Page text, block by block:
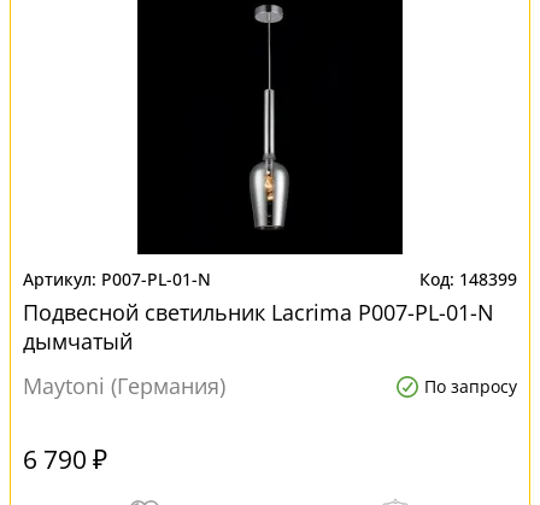
P007-PL-01-N 148399
Подвесной светильник Lacrima P007-PL-01-N
дымчатый
Maytoni (Германия)
По запросу
6 790 ₽